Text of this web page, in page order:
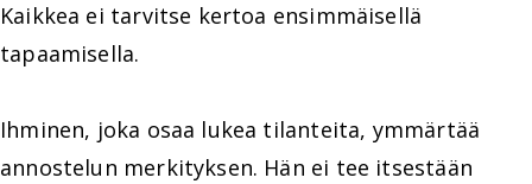
Kaikkea ei tarvitse kertoa ensimmäisellä
tapaamisella.
Ihminen, joka osaa lukea tilanteita, ymmärtää
annostelun merkityksen. Hän ei tee itsestään